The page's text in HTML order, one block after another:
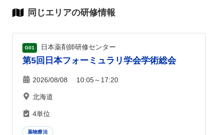
同じエリアの研修情報
G01 日本薬剤師研修センター
第5回日本フォーミュラリ学会学術総会
2026/08/08 10:05～17:20
北海道
4単位
薬物療法